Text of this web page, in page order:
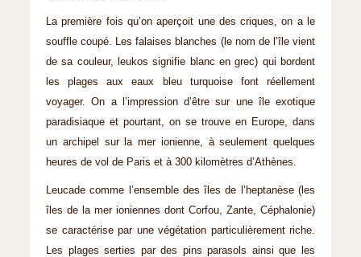
La première fois qu’on aperçoit une des criques, on a le
souffle coupé. Les falaises blanches (le nom de l’île vient
de sa couleur, leukos signifie blanc en grec) qui bordent
les plages aux eaux bleu turquoise font réellement
voyager. On a l’impression d’être sur une île exotique
paradisiaque et pourtant, on se trouve en Europe, dans
un archipel sur la mer ionienne, à seulement quelques
heures de vol de Paris et à 300 kilomètres d’Athènes.
Leucade comme l’ensemble des îles de l’heptanèse (les
îles de la mer ioniennes dont Corfou, Zante, Céphalonie)
se caractérise par une végétation particulièrement riche.
Les plages serties par des pins parasols ainsi que les